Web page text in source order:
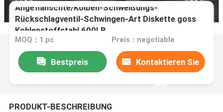
Angeflanschte/Kolben-Schweißungs-
Rückschlagventil-Schwingen-Art Diskette goss
Kohlenstoffstahl 600LB
MOQ：1 pc Preis：negotiable
Bestpreis Kontaktieren Sie
uns
PRODUKT-BESCHREIBUNG